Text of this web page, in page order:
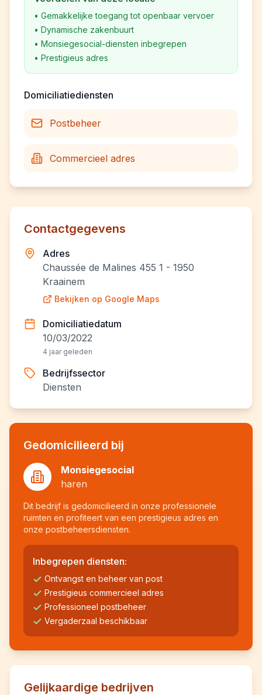
• Gemakkelijke toegang tot openbaar vervoer
• Dynamische zakenbuurt
• Monsiegesocial-diensten inbegrepen
• Prestigieus adres
Domiciliatiediensten
Postbeheer
Commercieel adres
Contactgegevens
Adres
Chaussée de Malines 455 1 - 1950
Kraainem
Bekijken op Google Maps
Domiciliatiedatum
10/03/2022
4 jaar geleden
Bedrijfssector
Diensten
Gedomicilieerd bij
Monsiegesocial
haren
Dit bedrijf is gedomicilieerd in onze professionele
ruimten en profiteert van een prestigieus adres en
onze postbeheersdiensten.
Inbegrepen diensten:
Ontvangst en beheer van post
Prestigieus commercieel adres
Professioneel postbeheer
Vergaderzaal beschikbaar
Gelijkaardige bedrijven